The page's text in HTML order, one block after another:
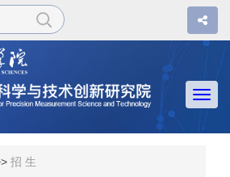
招 生